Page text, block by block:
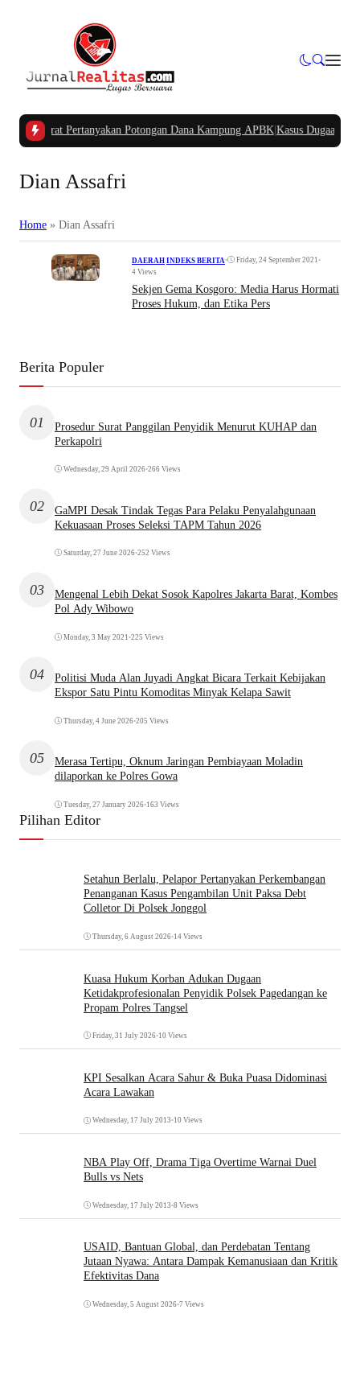
Barat Pertanyakan Potongan Dana Kampung APBK|Kasus Dugaan
Dian Assafri
Home » Dian Assafri
DAERAH INDEKS BERITA • Friday, 24 September 2021 •
4 Views
Sekjen Gema Kosgoro: Media Harus Hormati
Proses Hukum, dan Etika Pers
Berita Populer
01
Prosedur Surat Panggilan Penyidik Menurut KUHAP dan
Perkapolri
Wednesday, 29 April 2026•266 Views
02
GaMPI Desak Tindak Tegas Para Pelaku Penyalahgunaan
Kekuasaan Proses Seleksi TAPM Tahun 2026
Saturday, 27 June 2026•252 Views
03
Mengenal Lebih Dekat Sosok Kapolres Jakarta Barat, Kombes
Pol Ady Wibowo
Monday, 3 May 2021 •225 Views
04
Politisi Muda Alan Juyadi Angkat Bicara Terkait Kebijakan
Ekspor Satu Pintu Komoditas Minyak Kelapa Sawit
Thursday, 4 June 2026•205 Views
05
Merasa Tertipu, Oknum Jaringan Pembiayaan Moladin
dilaporkan ke Polres Gowa
Tuesday, 27 January 2026•163 Views
Pilihan Editor
Setahun Berlalu, Pelapor Pertanyakan Perkembangan
Penanganan Kasus Pengambilan Unit Paksa Debt
Colletor Di Polsek Jonggol
Thursday, 6 August 2026•14 Views
Kuasa Hukum Korban Adukan Dugaan
Ketidakprofesionalan Penyidik Polsek Pagedangan ke
Propam Polres Tangsel
Friday, 31 July 2026•10 Views
KPI Sesalkan Acara Sahur & Buka Puasa Didominasi
Acara Lawakan
Wednesday, 17 July 2013 •10 Views
NBA Play Off, Drama Tiga Overtime Warnai Duel
Bulls vs Nets
Wednesday, 17 July 2013 •8 Views
USAID, Bantuan Global, dan Perdebatan Tentang
Jutaan Nyawa: Antara Dampak Kemanusiaan dan Kritik
Efektivitas Dana
Wednesday, 5 August 2026•7 Views